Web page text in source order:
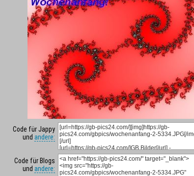
Code für Jappy
und andere:
Code für Blogs
und andere: